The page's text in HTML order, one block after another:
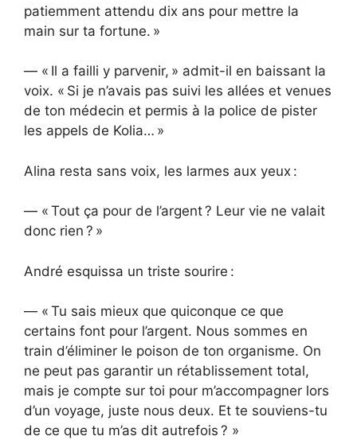
patiemment attendu dix ans pour mettre la
main sur ta fortune. »
— « Il a failli y parvenir, » admit-il en baissant la
voix. « Si je n’avais pas suivi les allées et venues
de ton médecin et permis à la police de pister
les appels de Kolia… »
Alina resta sans voix, les larmes aux yeux :
— « Tout ça pour de l’argent ? Leur vie ne valait
donc rien ? »
André esquissa un triste sourire :
— « Tu sais mieux que quiconque ce que
certains font pour l’argent. Nous sommes en
train d’éliminer le poison de ton organisme. On
ne peut pas garantir un rétablissement total,
mais je compte sur toi pour m’accompagner lors
d’un voyage, juste nous deux. Et te souviens-tu
de ce que tu m’as dit autrefois ? »